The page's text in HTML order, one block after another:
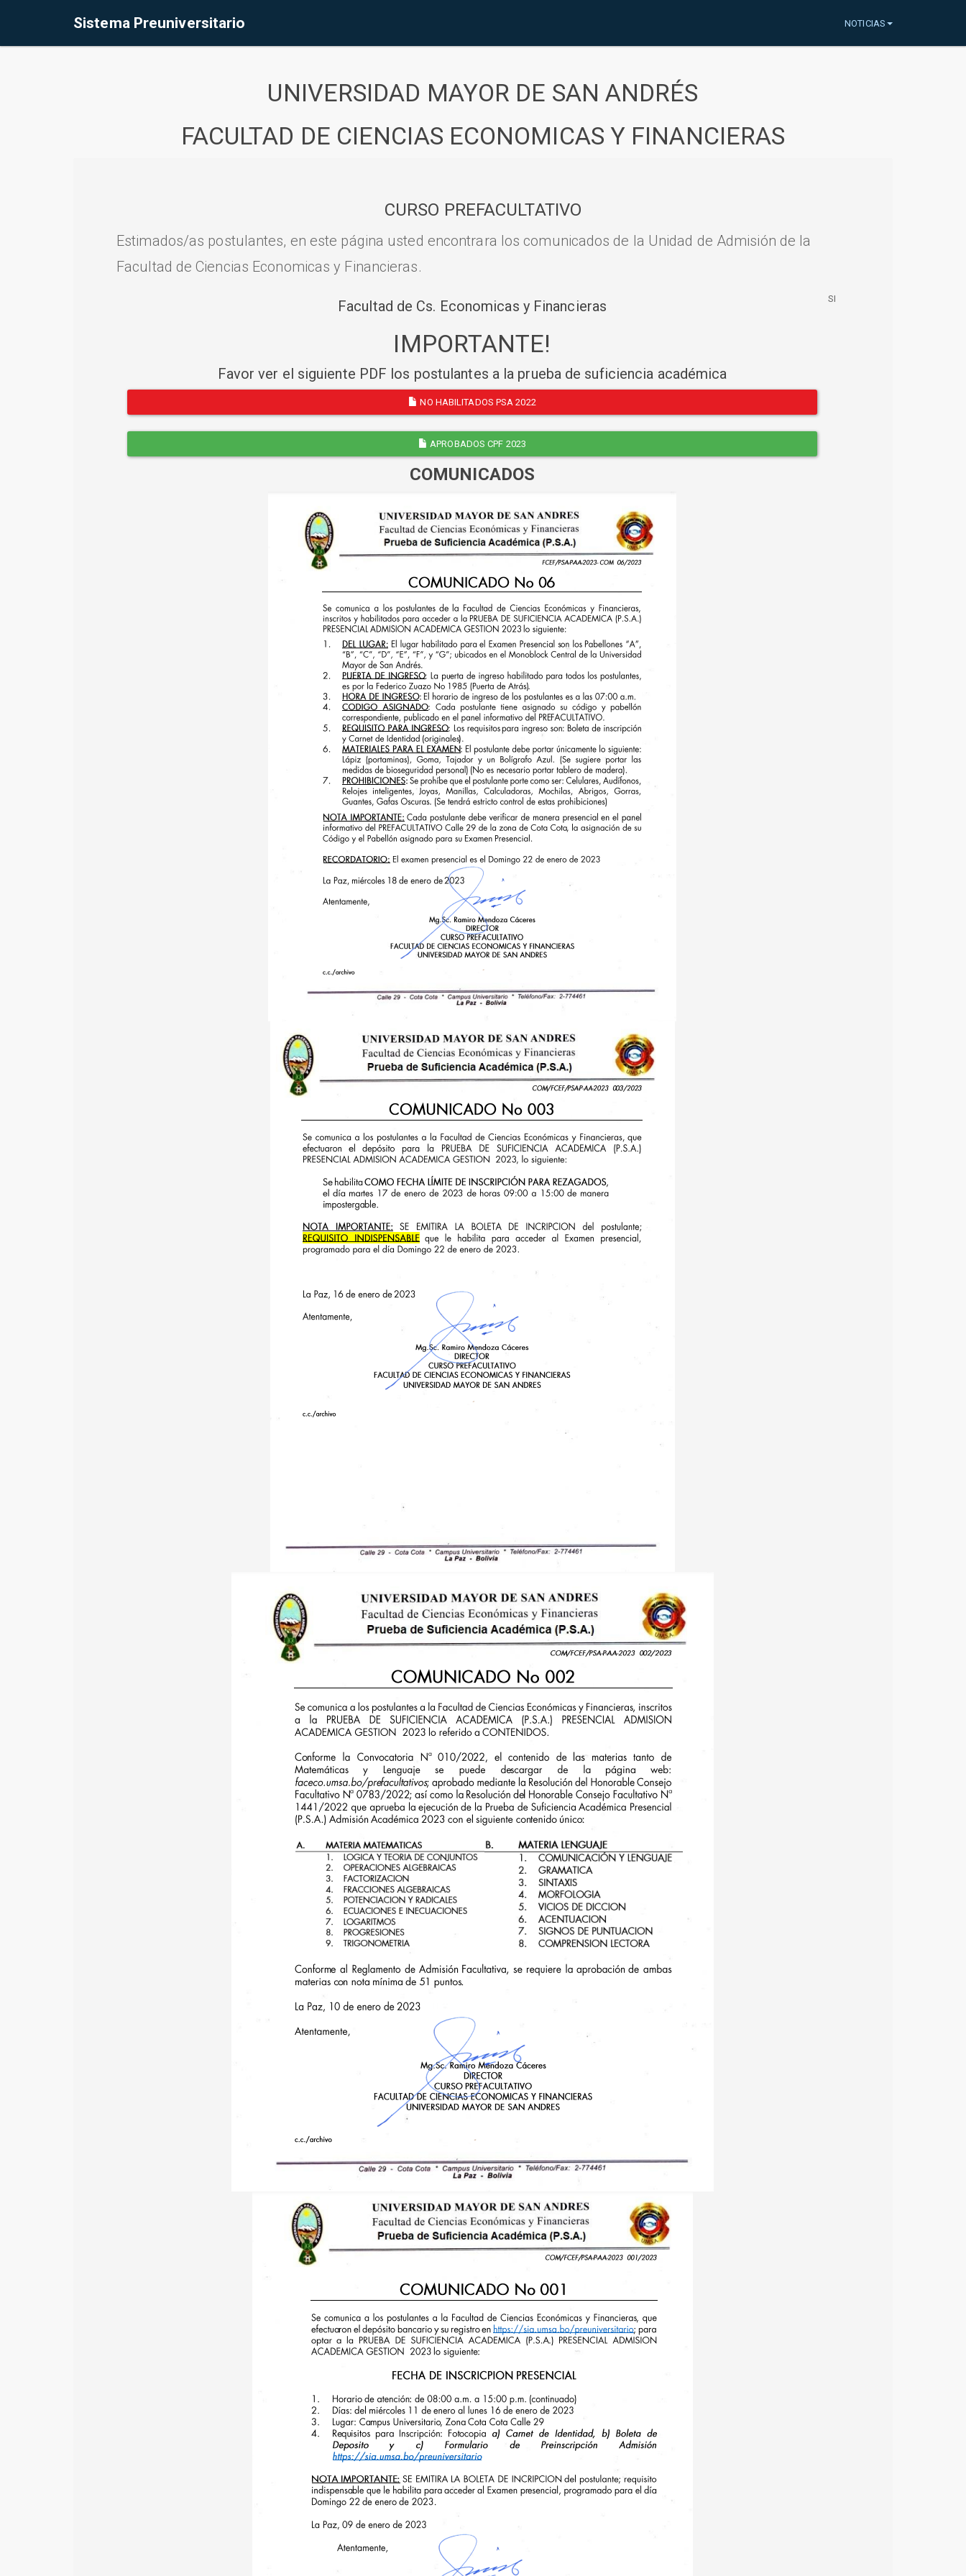
Sistema Preuniversitario NOTICIAS
UNIVERSIDAD MAYOR DE SAN ANDRÉS
FACULTAD DE CIENCIAS ECONOMICAS Y FINANCIERAS
CURSO PREFACULTATIVO
Estimados/as postulantes, en este página usted encontrara los comunicados de la Unidad de Admisión de la
Facultad de Ciencias Economicas y Financieras.
Facultad de Cs. Economicas y Financieras
IMPORTANTE!
Favor ver el siguiente PDF los postulantes a la prueba de suficiencia académica
NO HABILITADOS PSA 2022
APROBADOS CPF 2023
COMUNICADOS
SI